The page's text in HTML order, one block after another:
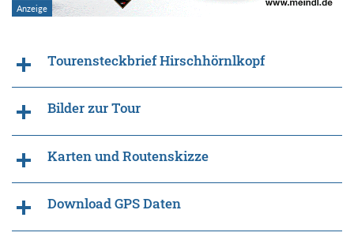
Tourensteckbrief Hirschhörnlkopf
Bilder zur Tour
Karten und Routenskizze
Download GPS Daten